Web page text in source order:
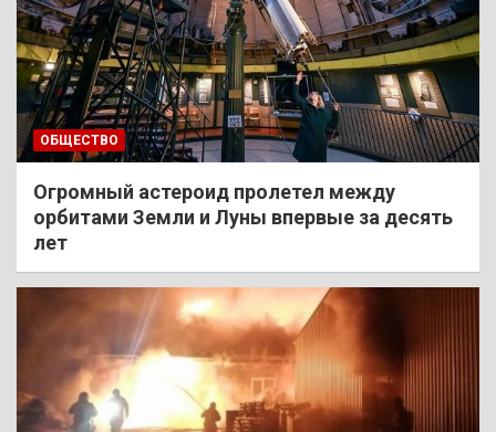
ОБЩЕСТВО
Огромный астероид пролетел между
орбитами Земли и Луны впервые за десять
лет